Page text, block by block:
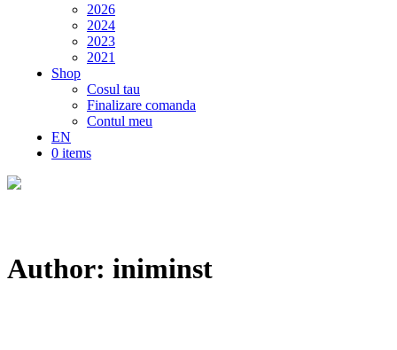
2026
2024
2023
2021
Shop
Cosul tau
Finalizare comanda
Contul meu
EN
0 items
Author: iniminst